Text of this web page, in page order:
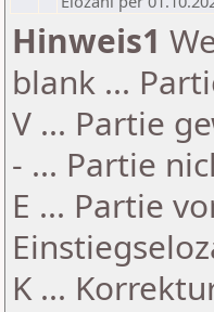
Hinweis1
blank ...
V ... Partie
- ... Partie
E ... Partie
K ...